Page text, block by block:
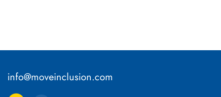
info@moveinclusion.com